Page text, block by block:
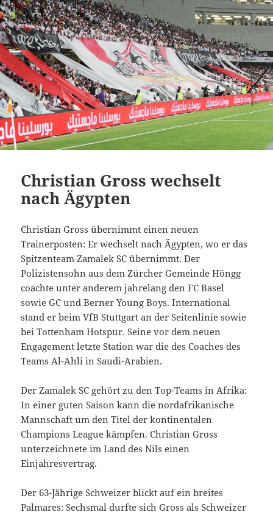
Christian Gross wechselt
nach Ägypten
Christian Gross übernimmt einen neuen
Trainerposten: Er wechselt nach Ägypten, wo er das
Spitzenteam Zamalek SC übernimmt. Der
Polizistensohn aus dem Zürcher Gemeinde Höngg
coachte unter anderem jahrelang den FC Basel
sowie GC und Berner Young Boys. International
stand er beim VfB Stuttgart an der Seitenlinie sowie
bei Tottenham Hotspur. Seine vor dem neuen
Engagement letzte Station war die des Coaches des
Teams Al-Ahli in Saudi-Arabien.
Der Zamalek SC gehört zu den Top-Teams in Afrika:
In einer guten Saison kann die nordafrikanische
Mannschaft um den Titel der kontinentalen
Champions League kämpfen. Christian Gross
unterzeichnete im Land des Nils einen
Einjahresvertrag.
Der 63-Jährige Schweizer blickt auf ein breites
Palmares: Sechsmal durfte sich Gross als Schweizer